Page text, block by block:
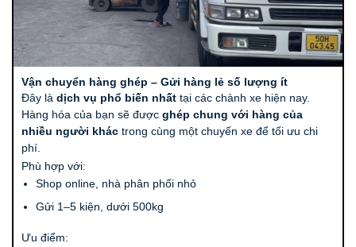
Vận chuyển hàng ghép – Gửi hàng lẻ số lượng ít
Đây là dịch vụ phổ biến nhất tại các chành xe hiện nay.
Hàng hóa của bạn sẽ được ghép chung với hàng của
nhiều người khác trong cùng một chuyến xe để tối ưu chi
phí.
Phù hợp với:
Shop online, nhà phân phối nhỏ
Gửi 1–5 kiện, dưới 500kg
Ưu điểm: